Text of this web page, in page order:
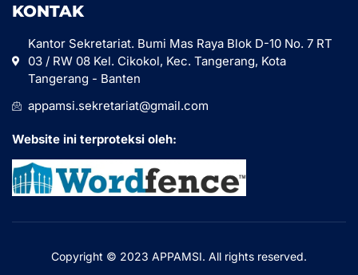
KONTAK
Kantor Sekretariat. Bumi Mas Raya Blok D-10 No. 7 RT
03 / RW 08 Kel. Cikokol, Kec. Tangerang, Kota
Tangerang - Banten
appamsi.sekretariat@gmail.com
Website ini terproteksi oleh:
Copyright © 2023 APPAMSI. All rights reserved.